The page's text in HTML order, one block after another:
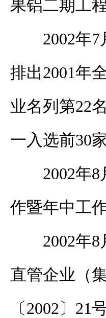
果铝二期工
2002年
排出2001年
业名列第22
一入选前30
2002年
作暨年中工
2002年
直管企业（
〔2002〕